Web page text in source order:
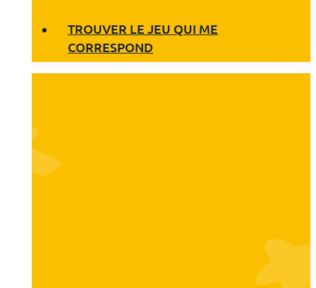
TROUVER LE JEU QUI ME
CORRESPOND